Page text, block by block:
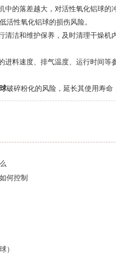
中的落差越大，对活性氧化铝球的
活性氧化铝球的损伤风险。
清洁和维护保养，及时清理干燥机
进料速度、排气温度、运行时间等
破碎粉化的风险，延长其使用寿命
何控制
）